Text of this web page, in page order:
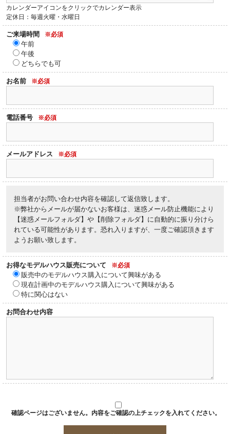
カレンダーアイコンをクリックでカレンダー表示
定休日：毎週火曜・水曜日
ご来場時間 ※必須
午前
午後
どちらでも可
お名前 ※必須
電話番号 ※必須
メールアドレス ※必須
担当者がお問い合わせ内容を確認して返信致します。
※弊社からメールが届かないお客様は、迷惑メール防止機能により
【迷惑メールフォルダ】や【削除フォルダ】に自動的に振り分けら
れている可能性があります。恐れ入りますが、一度ご確認頂きます
ようお願い致します。
お得なモデルハウス販売について ※必須
販売中のモデルハウス購入について興味がある
現在計画中のモデルハウス購入について興味がある
特に関心はない
お問合わせ内容
確認ページはございません。内容をご確認の上チェックを入れてください。